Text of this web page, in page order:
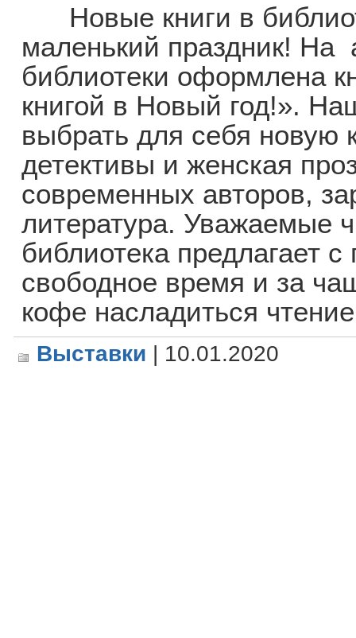
Новые книги в
маленький праздник! На
библиотеки оформлена
книгой в Новый год!».
выбрать для себя новую
детективы и женская
современных авторов,
литература. Уважаемые
библиотека предлагает
свободное время и за
кофе насладиться
Выставки | 10.01.2020